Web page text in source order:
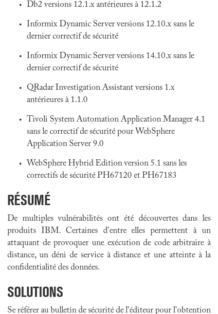
Db2 versions 12.1.x antérieures à 12.1.2
Informix Dynamic Server versions 12.10.x sans le
dernier correctif de sécurité
Informix Dynamic Server versions 14.10.x sans le
dernier correctif de sécurité
QRadar Investigation Assistant versions 1.x
antérieures à 1.1.0
Tivoli System Automation Application Manager 4.1
sans le correctif de sécurité pour WebSphere
Application Server 9.0
WebSphere Hybrid Edition version 5.1 sans les
correctifs de sécurité PH67120 et PH67183
RÉSUMÉ
De multiples vulnérabilités ont été découvertes dans les
produits IBM. Certaines d'entre elles permettent à un
attaquant de provoquer une exécution de code arbitraire à
distance, un déni de service à distance et une atteinte à la
confidentialité des données.
SOLUTIONS
Se référer au bulletin de sécurité de l'éditeur pour l'obtention